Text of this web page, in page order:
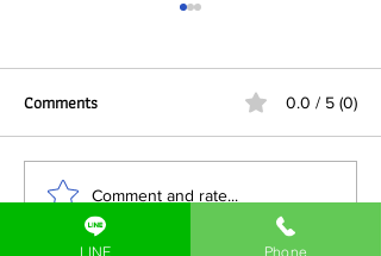
การรวม ระบบ Pick and Place
สำหรับฉลากกระดาษ เข้ากับ
Comments 0.0 / 5 (0)
Comment and rate...
LINE Phone